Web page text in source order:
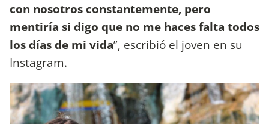
con nosotros constantemente, pero
mentiría si digo que no me haces falta todos
los días de mi vida”, escribió el joven en su
Instagram.